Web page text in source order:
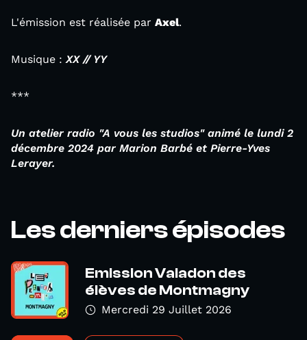
L'émission est réalisée par Axel.
Musique : XX // YY
***
Un atelier radio "A vous les studios" animé le lundi 2
décembre 2024 par Marion Barbé et Pierre-Yves
Lerayer.
Les derniers épisodes
Emission Valadon des
élèves de Montmagny
Mercredi 29 Juillet 2026